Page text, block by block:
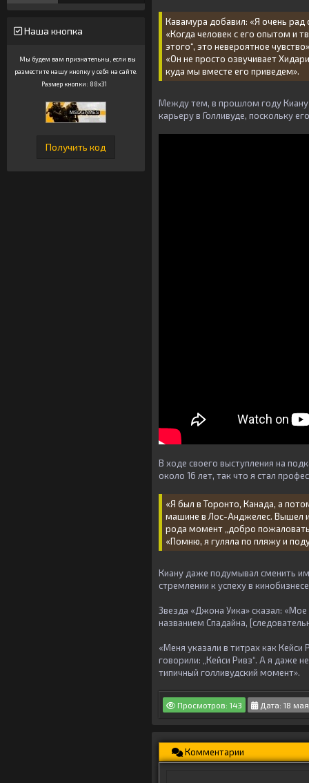
Наша кнопка
Мы будем вам признательны, если вы
разместите нашу кнопку у себя на сайте.
Размер кнопки: 88x31
Кавамура добавил: «Я очень рад
«Когда человек с его опытом и
этого“, это невероятное
«Он не просто озвучивает
куда мы вместе его приведем».
Между тем, в прошлом году Киану
карьеру в Голливуде, поскольку
В ходе своего выступления на
около 16 лет, так что я стал
«Я был в Торонто, Канада, а
машине в Лос-Анджелес. Вышел
рода момент „добро пожаловать
«Помню, я гуляла по пляжу и
Киану даже подумывал сменить
стремлении к успеху в
Звезда «Джона Уика» сказал:
названием Спадайна,
«Меня указали в титрах как
говорили: „Кейси Ривз“. А я даже
типичный голливудский момент».
Просмотров: 143 Дата: 18
Комментарии